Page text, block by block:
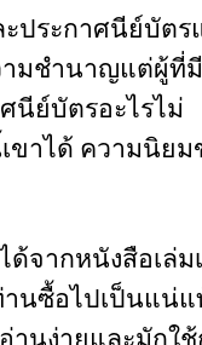
ประกาศนีย์บัตร
มชํานาญแต่ผู้ที่
นีย์บัตรอะไรไม่
ขาได้ ความนิย
ด้จากหนังสือเล่ม
นซื้อไปเป็นแน่แท้
านง่ายและมักใช้